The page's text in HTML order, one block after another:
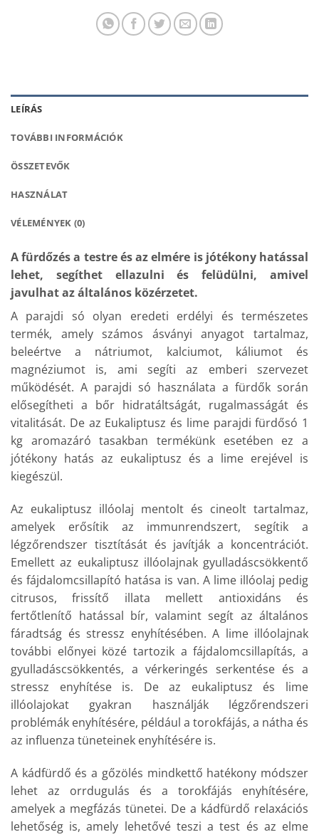
LEÍRÁS
TOVÁBBI INFORMÁCIÓK
ÖSSZETEVŐK
HASZNÁLAT
VÉLEMÉNYEK (0)
A fürdőzés a testre és az elmére is jótékony hatással
lehet, segíthet ellazulni és felüdülni, amivel
javulhat az általános közérzetet.
A parajdi só olyan eredeti erdélyi és természetes
termék, amely számos ásványi anyagot tartalmaz,
beleértve a nátriumot, kalciumot, káliumot és
magnéziumot is, ami segíti az emberi szervezet
működését. A parajdi só használata a fürdők során
elősegítheti a bőr hidratáltságát, rugalmasságát és
vitalitását. De az Eukaliptusz és lime parajdi fürdősó 1
kg aromazáró tasakban termékünk esetében ez a
jótékony hatás az eukaliptusz és a lime erejével is
kiegészül.
Az eukaliptusz illóolaj mentolt és cineolt tartalmaz,
amelyek erősítik az immunrendszert, segítik a
légzőrendszer tisztítását és javítják a koncentrációt.
Emellett az eukaliptusz illóolajnak gyulladáscsökkentő
és fájdalomcsillapító hatása is van. A lime illóolaj pedig
citrusos, frissítő illata mellett antioxidáns és
fertőtlenítő hatással bír, valamint segít az általános
fáradtság és stressz enyhítésében. A lime illóolajnak
további előnyei közé tartozik a fájdalomcsillapítás, a
gyulladáscsökkentés, a vérkeringés serkentése és a
stressz enyhítése is. De az eukaliptusz és lime
illóolajokat gyakran használják légzőrendszeri
problémák enyhítésére, például a torokfájás, a nátha és
az influenza tüneteinek enyhítésére is.
A kádfürdő és a gőzölés mindkettő hatékony módszer
lehet az orrdugulás és a torokfájás enyhítésére,
amelyek a megfázás tünetei. De a kádfürdő relaxációs
lehetőség is, amely lehetővé teszi a test és az elme